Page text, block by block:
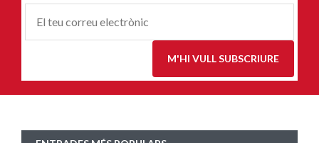
Correu-
M'HI VULL SUBSCRIURE